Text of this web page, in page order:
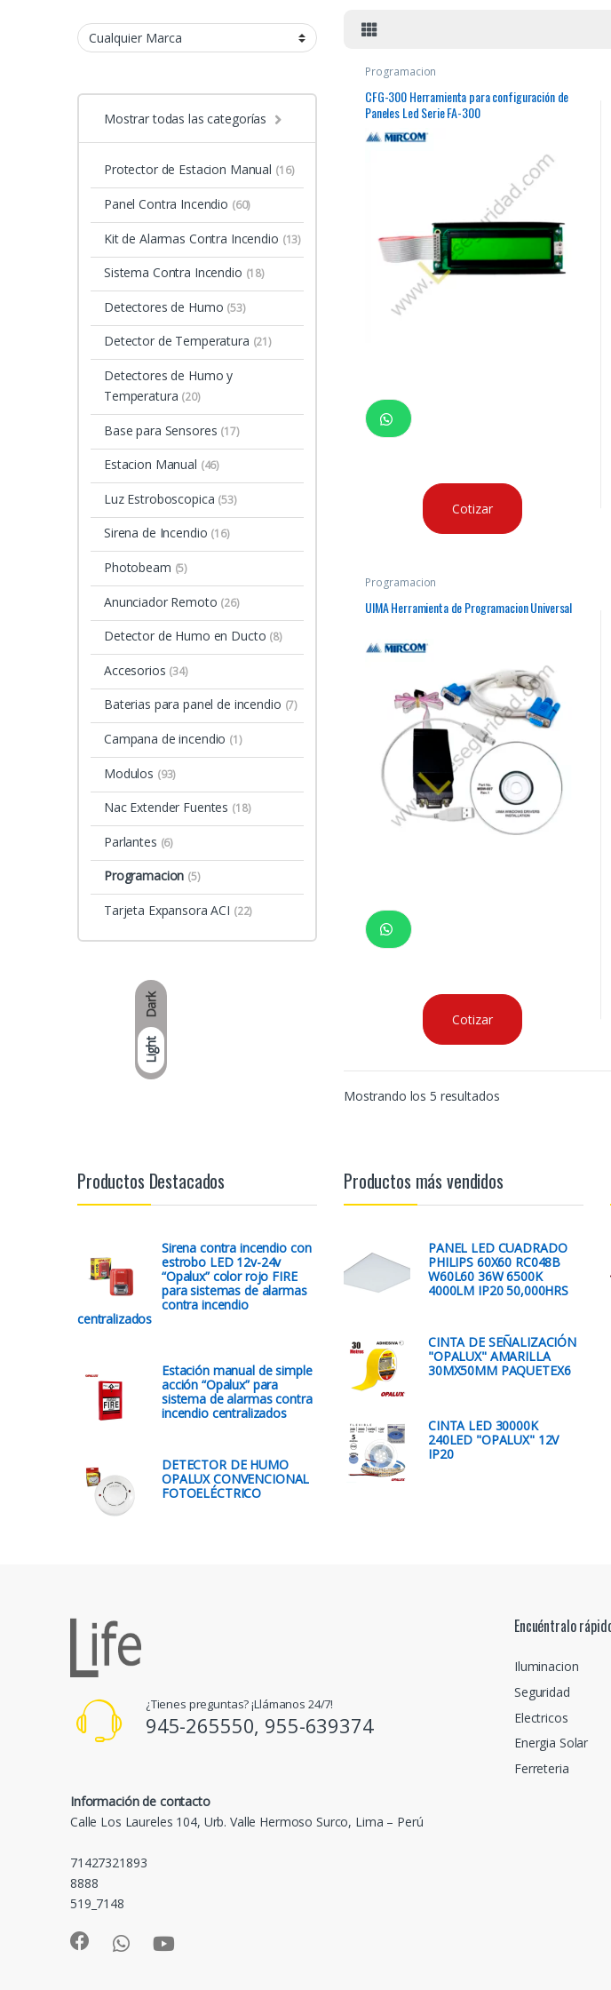
Dark
Light
Programacion
CFG-300 Herramienta para configuración de
Paneles Led Serie FA-300
Cotizar
Programacion
UIMA Herramienta de Programacion Universal
Cotizar
Mostrando los 5 resultados
Mostrar todas las categorías
Protector de Estacion Manual (16)
Panel Contra Incendio (60)
Kit de Alarmas Contra Incendio (13)
Sistema Contra Incendio (18)
Detectores de Humo (53)
Detector de Temperatura (21)
Detectores de Humo y
Temperatura (20)
Base para Sensores (17)
Estacion Manual (46)
Luz Estroboscopica (53)
Sirena de Incendio (16)
Photobeam (5)
Anunciador Remoto (26)
Detector de Humo en Ducto (8)
Accesorios (34)
Baterias para panel de incendio (7)
Campana de incendio (1)
Modulos (93)
Nac Extender Fuentes (18)
Parlantes (6)
Programacion (5)
Tarjeta Expansora ACI (22)
Productos Destacados
Sirena contra incendio con
estrobo LED 12v-24v
“Opalux” color rojo FIRE
para sistemas de alarmas
contra incendio
centralizados
Estación manual de simple
acción “Opalux” para
sistema de alarmas contra
incendio centralizados
DETECTOR DE HUMO
OPALUX CONVENCIONAL
FOTOELÉCTRICO
Productos más vendidos
PANEL LED CUADRADO
PHILIPS 60X60 RC048B
W60L60 36W 6500K
4000LM IP20 50,000HRS
CINTA DE SEÑALIZACIÓN
"OPALUX" AMARILLA
30MX50MM PAQUETEX6
CINTA LED 30000K
240LED "OPALUX" 12V
IP20
¿Tienes preguntas? ¡Llámanos 24/7!
945-265550, 955-639374
Información de contacto
Calle Los Laureles 104, Urb. Valle Hermoso Surco, Lima – Perú
71427321893
8888
519_7148
Encuéntralo
Iluminacion
Seguridad
Electricos
Energia Solar
Ferreteria